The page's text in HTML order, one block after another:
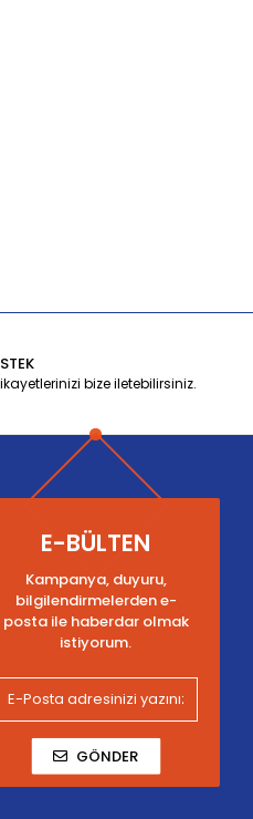
bize iletebilirsiniz.
E-BÜLTEN
Kampanya, duyuru,
bilgilendirmelerden e-
posta ile haberdar olmak
istiyorum.
GÖNDER